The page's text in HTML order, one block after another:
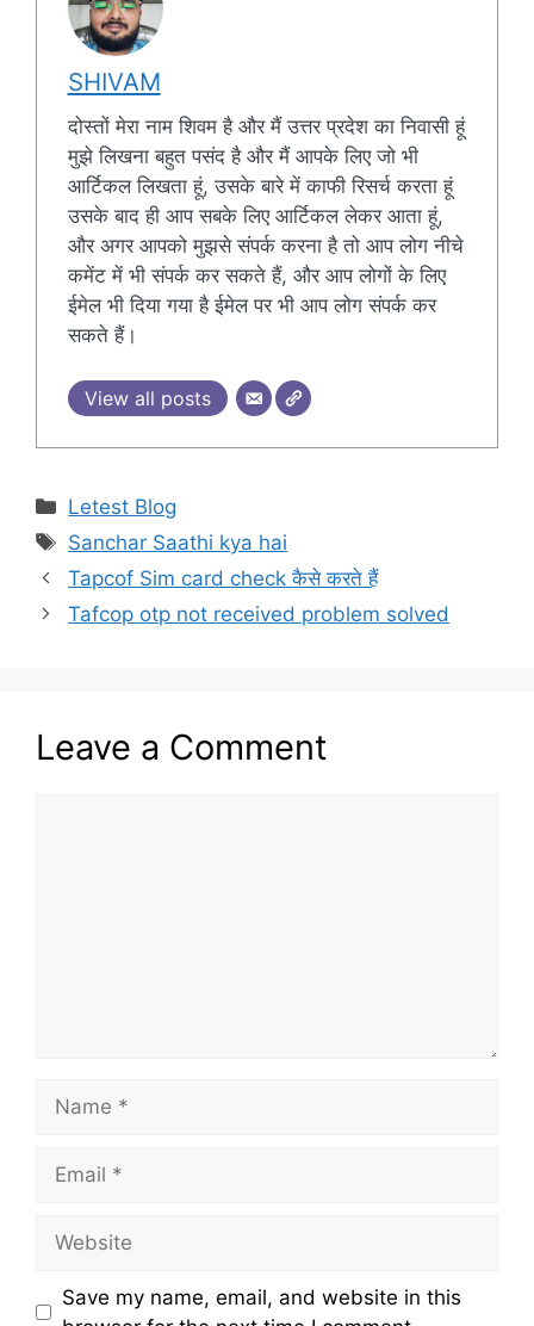
SHIVAM
दोस्तों मेरा नाम शिवम है और मैं उत्तर प्रदेश का निवासी हूं
मुझे लिखना बहुत पसंद है और मैं आपके लिए जो भी
आर्टिकल लिखता हूं, उसके बारे में काफी रिसर्च करता हूं
उसके बाद ही आप सबके लिए आर्टिकल लेकर आता हूं,
और अगर आपको मुझसे संपर्क करना है तो आप लोग नीचे
कमेंट में भी संपर्क कर सकते हैं, और आप लोगों के लिए
ईमेल भी दिया गया है ईमेल पर भी आप लोग संपर्क कर
सकते हैं।
View all posts
Categories
Letest Blog
Tags
Sanchar Saathi kya hai
Tapcof Sim card check कैसे करते हैं
Tafcop otp not received problem solved
Leave a Comment
Save my name, email, and website in this